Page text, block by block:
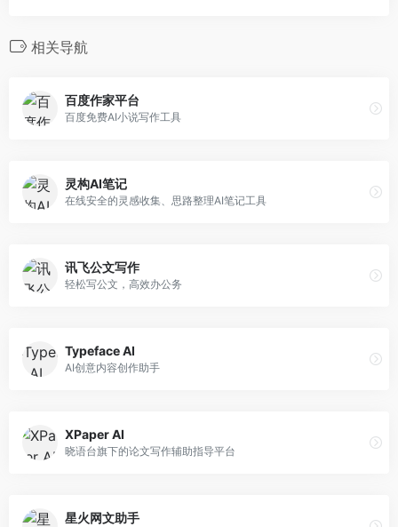
相关导航
百度作家平台
百度免费AI小说写作工具
灵构AI笔记
在线安全的灵感收集、思路整理AI笔记工具
讯飞公文写作
轻松写公文，高效办公务
Typeface AI
AI创意内容创作助手
XPaper AI
晓语台旗下的论文写作辅助指导平台
星火网文助手